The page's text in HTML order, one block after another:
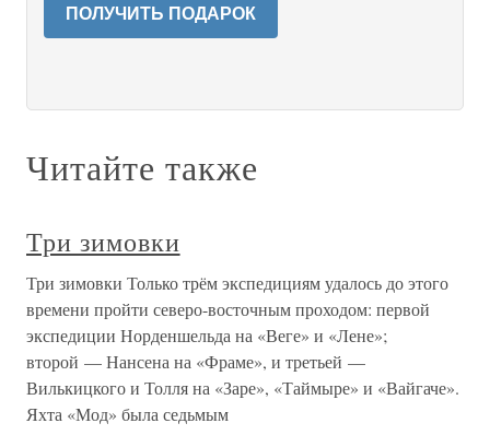
ПОЛУЧИТЬ ПОДАРОК
Читайте также
Три зимовки
Три зимовки Только трём экспедициям удалось до этого
времени пройти северо-восточным проходом: первой
экспедиции Норденшельда на «Веге» и «Лене»;
второй — Нансена на «Фраме», и третьей —
Вилькицкого и Толля на «Заре», «Таймыре» и «Вайгаче».
Яхта «Мод» была седьмым